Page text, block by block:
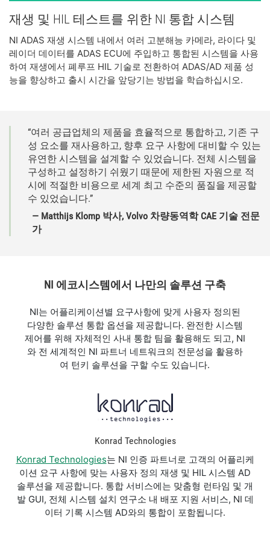
재생 및 HIL 테스트를 위한 NI 통합 시스템
NI ADAS 재생 시스템 내에서 여러 고분해능 카메라, 라이다 및
레이더 데이터를 ADAS ECU에 주입하고 통합된 시스템을 사용
하여 재생에서 폐루프 HIL 기술로 전환하여 ADAS/AD 제품 성
능을 향상하고 출시 시간을 앞당기는 방법을 학습하십시오.
“여러 공급업체의 제품을 효율적으로 통합하고, 기존 구
성 요소를 재사용하고, 향후 요구 사항에 대비할 수 있는
유연한 시스템을 설계할 수 있었습니다. 전체 시스템을
구성하고 설정하기 쉬웠기 때문에 제한된 자원으로 적
시에 적절한 비용으로 세계 최고 수준의 품질을 제공할
수 있었습니다.”
— Matthijs Klomp 박사, Volvo 차량동역학 CAE 기술 전문
가
NI 에코시스템에서 나만의 솔루션 구축
NI는 어플리케이션별 요구사항에 맞게 사용자 정의된
다양한 솔루션 통합 옵션을 제공합니다. 완전한 시스템
제어를 위해 자체적인 사내 통합 팀을 활용해도 되고, NI
와 전 세계적인 NI 파트너 네트워크의 전문성을 활용하
여 턴키 솔루션을 구할 수도 있습니다.
Konrad Technologies
Konrad Technologies는 NI 인증 파트너로 고객의 어플리케
이션 요구 사항에 맞는 사용자 정의 재생 및 HIL 시스템 AD
솔루션을 제공합니다. 통합 서비스에는 맞춤형 런타임 및 개
발 GUI, 전체 시스템 설치 연구소 내 배포 지원 서비스, NI 데
이터 기록 시스템 AD와의 통합이 포함됩니다.